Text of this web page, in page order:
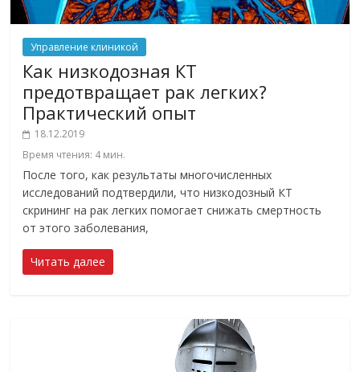
Управление клиникой
Как низкодозная КТ
предотвращает рак легких?
Практический опыт
18.12.2019
Время чтения: 4 мин.
После того, как результаты многочисленных
исследований подтвердили, что низкодозный КТ
скрининг на рак легких помогает снижать смертность
от этого заболевания,
Читать далее